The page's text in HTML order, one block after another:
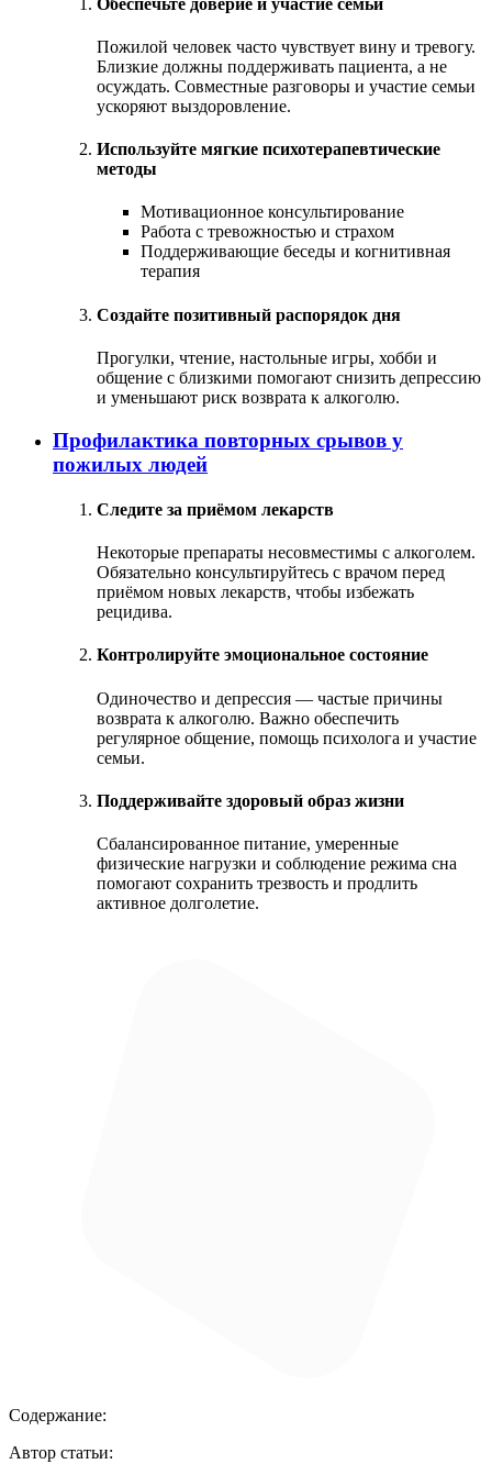
Пожилой человек часто чувствует вину и тревогу.
Близкие должны поддерживать пациента, а не
осуждать. Совместные разговоры и участие семьи
ускоряют выздоровление.
Используйте мягкие психотерапевтические
методы
Мотивационное консультирование
Работа с тревожностью и страхом
Поддерживающие беседы и когнитивная
терапия
Создайте позитивный распорядок дня
Прогулки, чтение, настольные игры, хобби и
общение с близкими помогают снизить депрессию
и уменьшают риск возврата к алкоголю.
Профилактика повторных срывов у
пожилых людей
Следите за приёмом лекарств
Некоторые препараты несовместимы с алкоголем.
Обязательно консультируйтесь с врачом перед
приёмом новых лекарств, чтобы избежать
рецидива.
Контролируйте эмоциональное состояние
Одиночество и депрессия — частые причины
возврата к алкоголю. Важно обеспечить
регулярное общение, помощь психолога и участие
семьи.
Поддерживайте здоровый образ жизни
Сбалансированное питание, умеренные
физические нагрузки и соблюдение режима сна
помогают сохранить трезвость и продлить
активное долголетие.
Содержание:
Автор статьи: